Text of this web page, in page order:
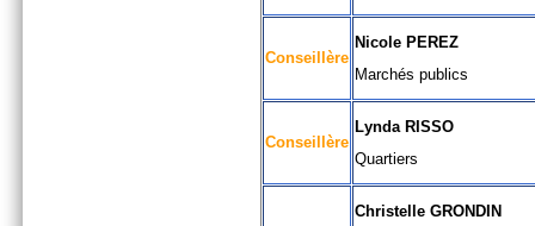
Conseillère
Nicole PEREZ
Marchés publics
Conseillère
Lynda RISSO
Quartiers
Christelle GRONDIN